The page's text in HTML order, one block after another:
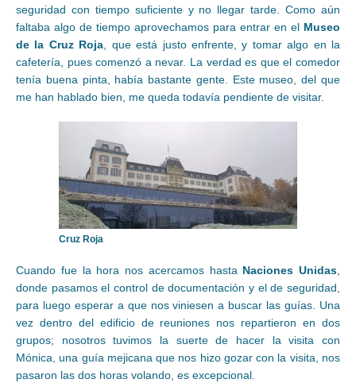
seguridad con tiempo suficiente y no llegar tarde. Como aún
faltaba algo de tiempo aprovechamos para entrar en el Museo
de la Cruz Roja, que está justo enfrente, y tomar algo en la
cafetería, pues comenzó a nevar. La verdad es que el comedor
tenía buena pinta, había bastante gente. Este museo, del que
me han hablado bien, me queda todavía pendiente de visitar.
Cruz Roja
Cuando fue la hora nos acercamos hasta Naciones Unidas,
donde pasamos el control de documentación y el de seguridad,
para luego esperar a que nos viniesen a buscar las guías. Una
vez dentro del edificio de reuniones nos repartieron en dos
grupos; nosotros tuvimos la suerte de hacer la visita con
Mónica, una guía mejicana que nos hizo gozar con la visita, nos
pasaron las dos horas volando, es excepcional.